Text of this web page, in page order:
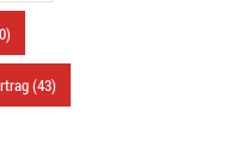
(43)